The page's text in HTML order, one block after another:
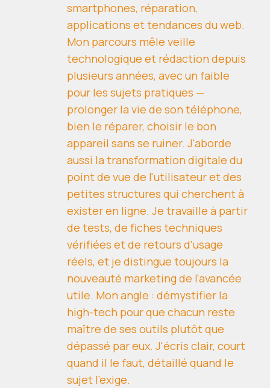
smartphones, réparation,
applications et tendances du web.
Mon parcours mêle veille
technologique et rédaction depuis
plusieurs années, avec un faible
pour les sujets pratiques —
prolonger la vie de son téléphone,
bien le réparer, choisir le bon
appareil sans se ruiner. J'aborde
aussi la transformation digitale du
point de vue de l'utilisateur et des
petites structures qui cherchent à
exister en ligne. Je travaille à partir
de tests, de fiches techniques
vérifiées et de retours d'usage
réels, et je distingue toujours la
nouveauté marketing de l'avancée
utile. Mon angle : démystifier la
high-tech pour que chacun reste
maître de ses outils plutôt que
dépassé par eux. J'écris clair, court
quand il le faut, détaillé quand le
sujet l'exige.